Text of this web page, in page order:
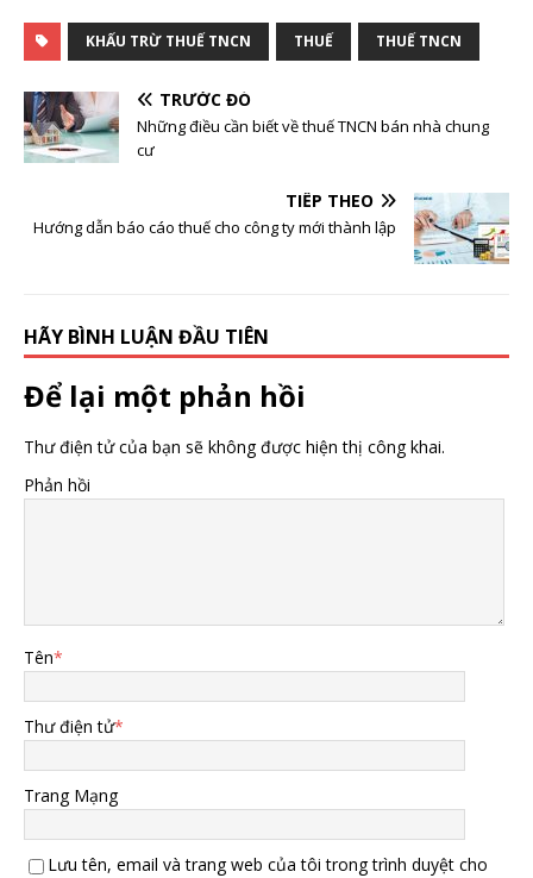
KHẤU TRỪ THUẾ TNCN THUẾ THUẾ TNCN
TRƯỚC ĐÓ
Những điều cần biết về thuế TNCN bán nhà chung
cư
TIẾP THEO
Hướng dẫn báo cáo thuế cho công ty mới thành lập
HÃY BÌNH LUẬN ĐẦU TIÊN
Để lại một phản hồi
Thư điện tử của bạn sẽ không được hiện thị công khai.
Phản hồi
Tên*
Thư điện tử*
Trang Mạng
Lưu tên, email và trang web của tôi trong trình duyệt cho